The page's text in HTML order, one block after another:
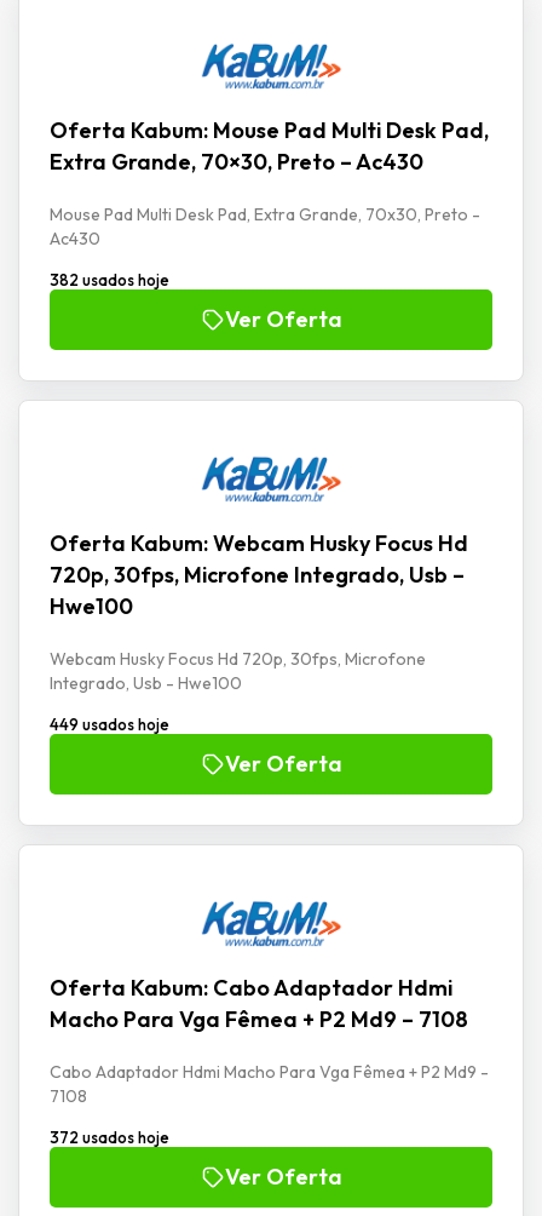
Oferta Kabum: Mouse Pad Multi Desk Pad,
Extra Grande, 70×30, Preto – Ac430
Mouse Pad Multi Desk Pad, Extra Grande, 70x30, Preto -
Ac430
382 usados hoje
Ver Oferta
Oferta Kabum: Webcam Husky Focus Hd
720p, 30fps, Microfone Integrado, Usb –
Hwe100
Webcam Husky Focus Hd 720p, 30fps, Microfone
Integrado, Usb - Hwe100
449 usados hoje
Ver Oferta
Oferta Kabum: Cabo Adaptador Hdmi
Macho Para Vga Fêmea + P2 Md9 – 7108
Cabo Adaptador Hdmi Macho Para Vga Fêmea + P2 Md9 -
7108
372 usados hoje
Ver Oferta